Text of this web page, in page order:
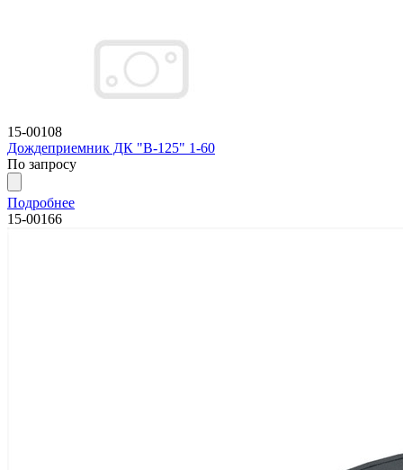
15-00108
Дождеприемник ДК "В-125" 1-60
По запросу
Подробнее
15-00166